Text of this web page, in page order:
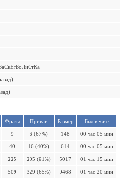
Фразы Приват Размер Был в чате
9 6 (67%) 148 00 час 05 мин
40 16 (40%) 614 00 час 05 мин
225 205 (91%) 5017 01 час 15 мин
509 329 (65%) 9468 01 час 20 мин